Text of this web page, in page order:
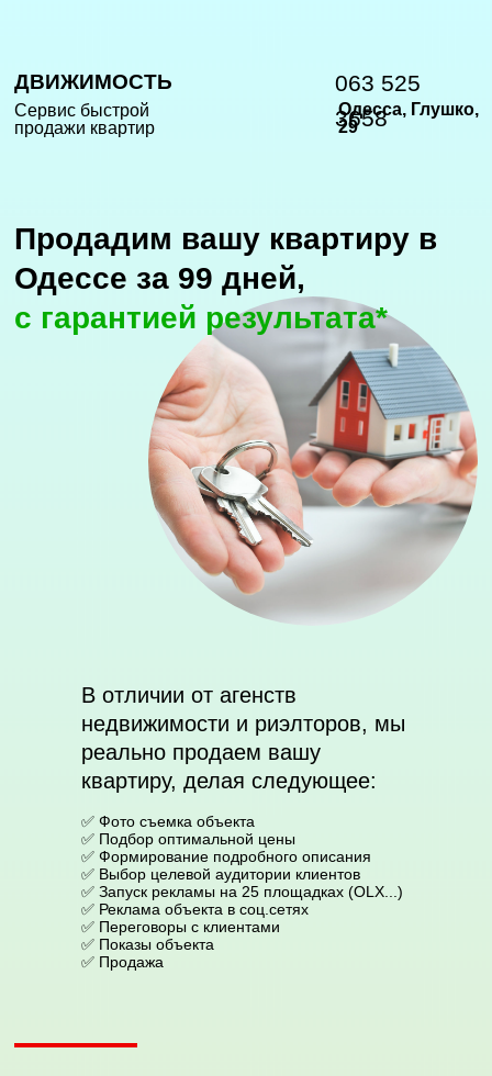
ДВИЖИМОСТЬ
Сервис быстрой
продажи квартир
063 525
3658
Одесса, Глушко,
29
Продадим вашу квартиру в
Одессе за 99 дней,
с гарантией результата*
✅ Фото съемка объекта
✅ Подбор оптимальной цены
✅ Формирование подробного описания
✅ Выбор целевой аудитории клиентов
✅ Запуск рекламы на 25 площадках (OLX...)
✅ Реклама объекта в соц.сетях
✅ Переговоры с клиентами
✅ Показы объекта
✅ Продажа
В отличии от агенств
недвижимости и риэлторов, мы
реально продаем вашу
квартиру, делая следующее: